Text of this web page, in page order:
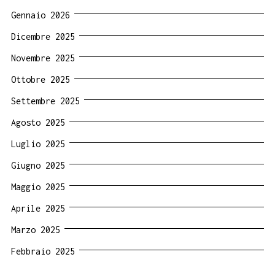
Gennaio 2026
Dicembre 2025
Novembre 2025
Ottobre 2025
Settembre 2025
Agosto 2025
Luglio 2025
Giugno 2025
Maggio 2025
Aprile 2025
Marzo 2025
Febbraio 2025